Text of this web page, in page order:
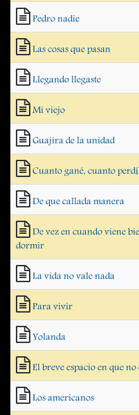
Pedro nadie
Las cosas que pasan
Llegando llegaste
Mi viejo
Guajira de la unidad
Cuanto gané, cuanto perdí
De que callada manera
De vez en cuando viene
dormir
La vida no vale nada
Para vivir
Yolanda
El breve espacio en que no
Los americanos